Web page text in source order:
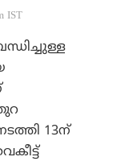
IST
13ന്